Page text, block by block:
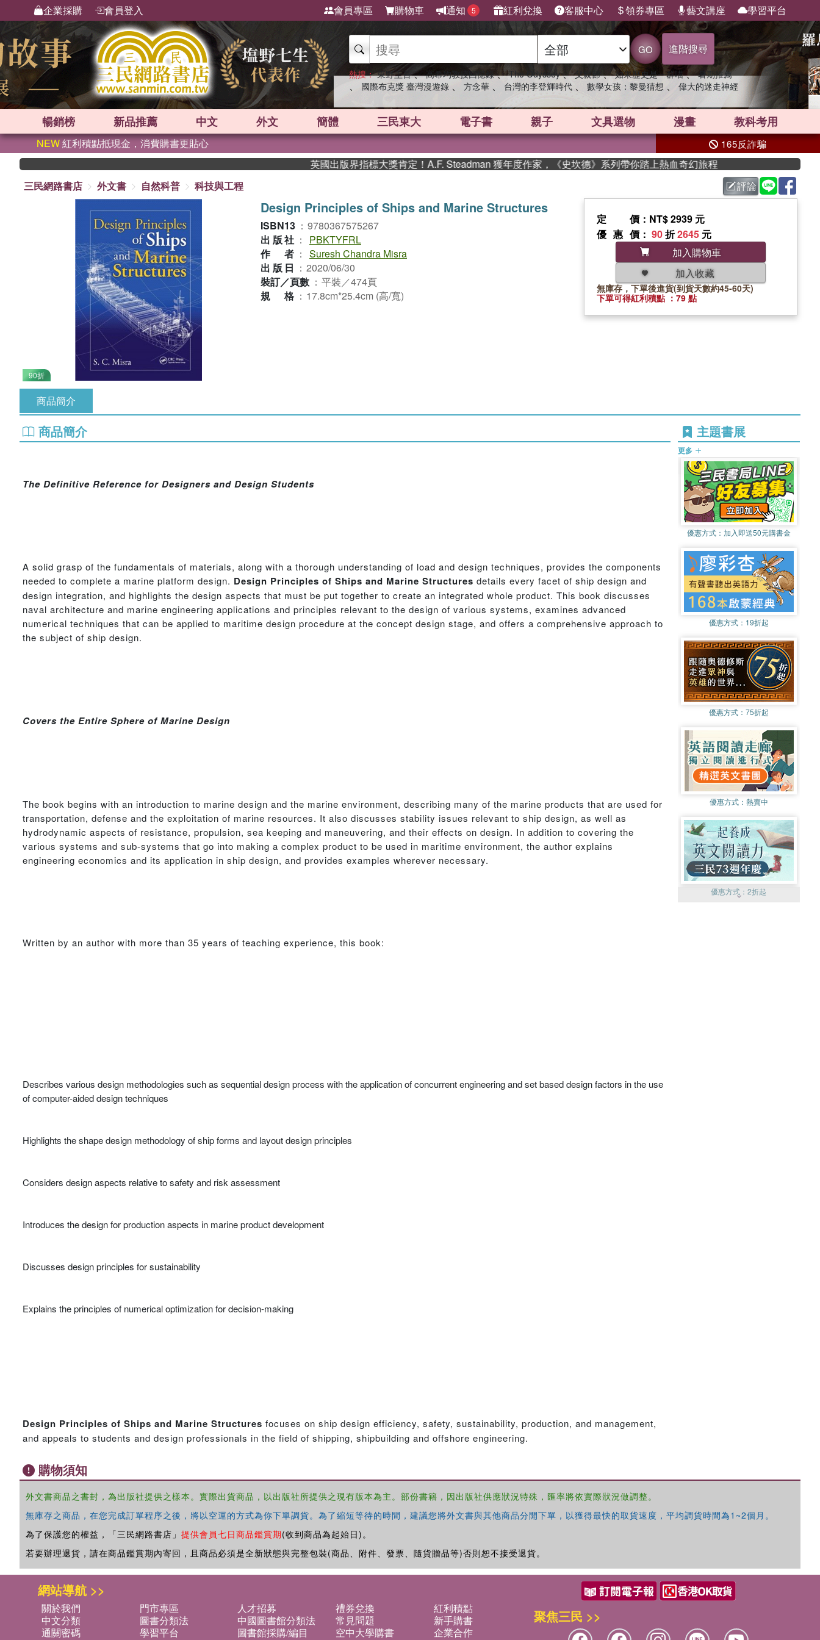
企業採購 會員登入 會員專區 購物車 通知 5 紅利兌換 客服中心 領券專區 藝文講座 學習平台
GO 進階搜尋
熱搜： 東野圭吾 、 高希均教授回憶錄 、 The Odyssey 、 父親節 、 如果歷史是一群喵 、 暑期推薦
、 國際布克獎 臺灣漫遊錄 、 方念華 、 台灣的李登輝時代 、 數學女孩：黎曼猜想 、 偉大的迷走神經
暢銷榜 新品推薦 中文 外文 簡體 三民東大 電子書 親子 文具選物 漫畫 教科考用
NEW紅利積點抵現金，消費購書更貼心 165反詐騙
英國出版界指標大獎肯定！A.F. Steadman 獲年度作家，《史坎德》系列帶你踏上熱血奇幻旅程
三民網路書店
外文書 自然科普 科技與工程 評論
90折
Design Principles of Ships and Marine Structures
ISBN13 ： 9780367575267
出版社 ：
PBKTYFRL
作者 ： Suresh Chandra Misra
出版日 ： 2020/06/30
裝訂／頁數 ： 平裝／474頁
規格 ： 17.8cm*25.4cm (高/寬)
定價 ：NT$ 2939 元
優惠價 ： 90折2645 元
加入購物車
加入收藏
無庫存，下單後進貨(到貨天數約45-60天)
下單可得紅利積點 ：79 點
商品簡介
商品簡介
The Definitive Reference for Designers and Design Students
A solid grasp of the fundamentals of materials, along with a thorough understanding of load and design techniques, provides the components
needed to complete a marine platform design. Design Principles of Ships and Marine Structures details every facet of ship design and
design integration, and highlights the design aspects that must be put together to create an integrated whole product. This book discusses
naval architecture and marine engineering applications and principles relevant to the design of various systems, examines advanced
numerical techniques that can be applied to maritime design procedure at the concept design stage, and offers a comprehensive approach to
the subject of ship design.
Covers the Entire Sphere of Marine Design
The book begins with an introduction to marine design and the marine environment, describing many of the marine products that are used for
transportation, defense and the exploitation of marine resources. It also discusses stability issues relevant to ship design, as well as
hydrodynamic aspects of resistance, propulsion, sea keeping and maneuvering, and their effects on design. In addition to covering the
various systems and sub-systems that go into making a complex product to be used in maritime environment, the author explains
engineering economics and its application in ship design, and provides examples wherever necessary.
Written by an author with more than 35 years of teaching experience, this book:
Describes various design methodologies such as sequential design process with the application of concurrent engineering and set based design factors in the use
of computer-aided design techniques
Highlights the shape design methodology of ship forms and layout design principles
Considers design aspects relative to safety and risk assessment
Introduces the design for production aspects in marine product development
Discusses design principles for sustainability
Explains the principles of numerical optimization for decision-making
Design Principles of Ships and Marine Structures focuses on ship design efficiency, safety, sustainability, production, and management,
and appeals to students and design professionals in the field of shipping, shipbuilding and offshore engineering.
主題書展
更多
優惠方式： 加入即送50元購書金
優惠方式： 19折起
優惠方式： 75折起
優惠方式： 熱賣中
優惠方式：2折起
購物須知
外文書商品之書封，為出版社提供之樣本。實際出貨商品，以出版社所提供之現有版本為主。部份書籍，因出版社供應狀況特殊，匯率將依實際狀況做調整。
無庫存之商品，在您完成訂單程序之後，將以空運的方式為你下單調貨。為了縮短等待的時間，建議您將外文書與其他商品分開下單，以獲得最快的取貨速度，平均調貨時間為1~2個月。
為了保護您的權益，「三民網路書店」 提供會員七日商品鑑賞期(收到商品為起始日)。
若要辦理退貨，請在商品鑑賞期內寄回，且商品必須是全新狀態與完整包裝(商品、附件、發票、隨貨贈品等)否則恕不接受退貨。
網站導航 >>
關於我們 門市專區 人才招募 禮券兌換
紅利積點
中文分類
圖書分類法 中國圖書館分類法 常見問題
新手購書
通關密碼
學習平台 圖書館採購/編目 空中大學購書
企業合作
聚焦三民 >>